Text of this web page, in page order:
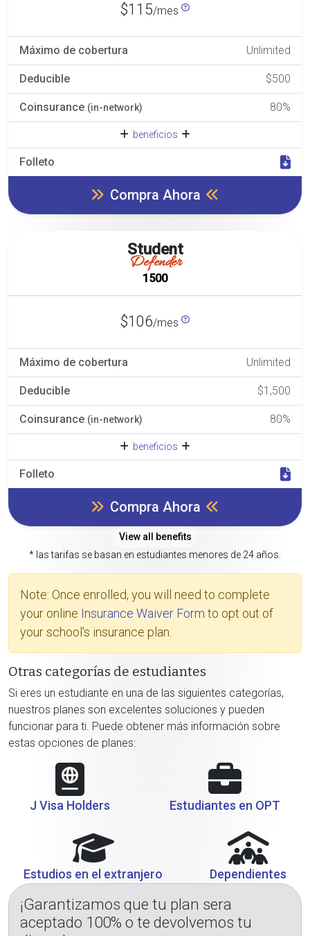
$115/mes
Máximo de cobertura Unlimited
Deducible $500
Coinsurance (in-network) 80%
beneficios
Folleto
Compra Ahora
Student
Defender
1500
$106/mes
Máximo de cobertura Unlimited
Deducible $1,500
Coinsurance (in-network) 80%
beneficios
Folleto
Compra Ahora
View all benefits
* las tarifas se basan en estudiantes menores de 24 años.
Note: Once enrolled, you will need to complete
your online Insurance Waiver Form to opt out of
your school's insurance plan.
Otras categorías de estudiantes
Si eres un estudiante en una de las siguientes categorías,
nuestros planes son excelentes soluciones y pueden
funcionar para ti. Puede obtener más información sobre
estas opciones de planes:
J Visa Holders Estudiantes en OPT
Estudios en el extranjero Dependientes
¡Garantizamos que tu plan sera
aceptado 100% o te devolvemos tu